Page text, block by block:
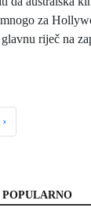
za
riječ na
›
POPULARNO